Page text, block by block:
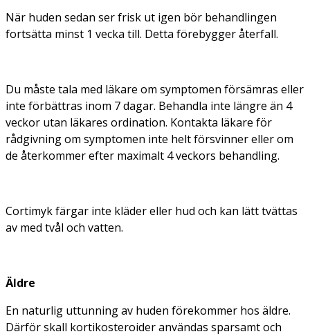
När huden sedan ser frisk ut igen bör behandlingen
fortsätta minst 1 vecka till. Detta förebygger återfall.
Du måste tala med läkare om symptomen försämras eller
inte förbättras inom 7 dagar. Behandla inte längre än 4
veckor utan läkares ordination. Kontakta läkare för
rådgivning om symptomen inte helt försvinner eller om
de återkommer efter maximalt 4 veckors behandling.
Cortimyk färgar inte kläder eller hud och kan lätt tvättas
av med tvål och vatten.
Äldre
En naturlig uttunning av huden förekommer hos äldre.
Därför skall kortikosteroider användas sparsamt och